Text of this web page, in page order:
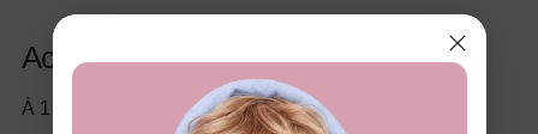
Activités pour les enfants de 1 an
À 1 an, ils entrent dans l'enfance. Jouez à ces jeux :